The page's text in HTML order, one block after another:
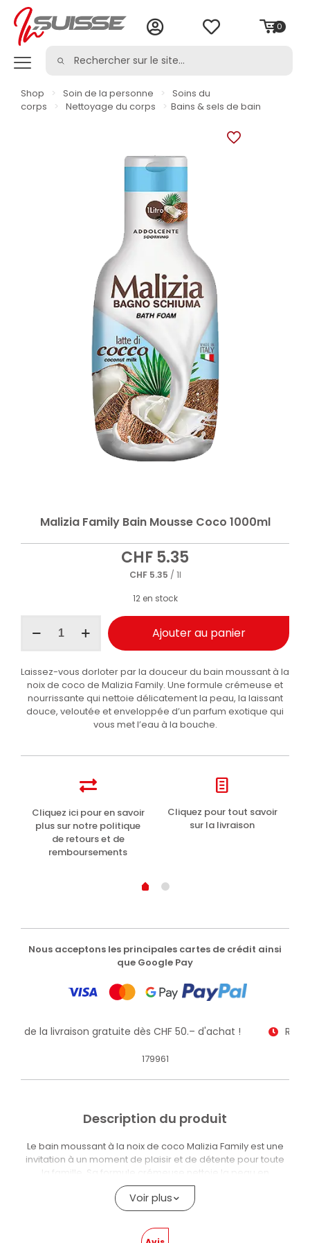
0
Shop > Soin de la personne >
Soins du
corps
> Nettoyage du corps > Bains & sels de bain
Malizia Family Bain Mousse Coco 1000ml
CHF5.35
CHF5.35 / 1l
12 en stock
Bain
Mousse
Coco
1000ml
Ajouter au panier
Laissez-vous dorloter par la douceur du bain moussant à la
noix de coco de Malizia Family. Une formule crémeuse et
nourrissante qui nettoie délicatement la peau, la laissant
douce, veloutée et enveloppée d’un parfum exotique qui
vous met l’eau à la bouche.
Cliquez ici pour en savoir
plus sur notre politique
de retours et de
remboursements
Cliquez pour tout savoir
sur la livraison
Nous acceptons les principales cartes de crédit ainsi
que Google Pay
de la livraison gratuite dès CHF 50.– d'achat !
179961
Description du produit
Le bain moussant à la noix de coco Malizia Family est une
invitation à un moment de plaisir et de détente pour toute
la famille. Sa formule crémeuse nettoie la peau en
douceur, en respectant son équilibre naturel et en la
laissant incroyablement douce. De plus, le parfum chaud et
enveloppant de la noix de coco tropicale offre une senteur
douce et sensuelle qui persiste longtemps.
Voir plus